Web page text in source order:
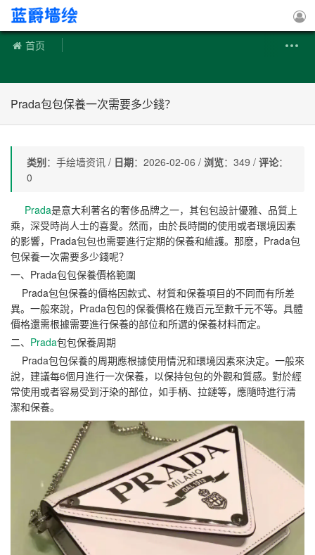
首页
Prada包包保養一次需要多少錢？
类别：手绘墙资讯 / 日期：2026-02-06 / 浏览：349 / 评论：
0
Prada是意大利著名的奢侈品牌之一，其包包設計優雅、品質上
乘，深受時尚人士的喜愛。然而，由於長時間的使用或者環境因素
的影響，Prada包包也需要進行定期的保養和維護。那麽，Prada包
包保養一次需要多少錢呢？
一、Prada包包保養價格範圍
Prada包包保養的價格因款式、材質和保養項目的不同而有所差
異。一般來說，Prada包包的保養價格在幾百元至數千元不等。具體
價格還需根據需要進行保養的部位和所選的保養材料而定。
二、 Prada包包保養周期
Prada包包保養的周期應根據使用情況和環境因素來決定。一般來
說，建議每6個月進行一次保養，以保持包包的外觀和質感。對於經
常使用或者容易受到汙染的部位，如手柄、拉鏈等，應隨時進行清
潔和保養。